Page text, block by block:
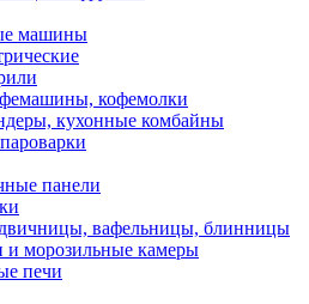
машины
кофемолки
кухонные комбайны
панели
вафельницы, блинницы
и морозильные камеры
печи